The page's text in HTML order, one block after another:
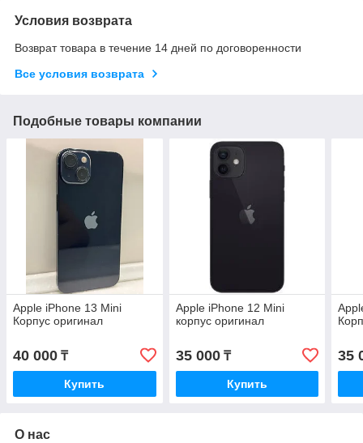
Условия возврата
Возврат товара в течение 14 дней по договоренности
Все условия возврата
Подобные товары компании
Apple iPhone 13 Mini
Корпус оригинал
40 000 ₸
Купить
Apple iPhone 12 Mini
корпус оригинал
35 000₸
Купить
35
О нас